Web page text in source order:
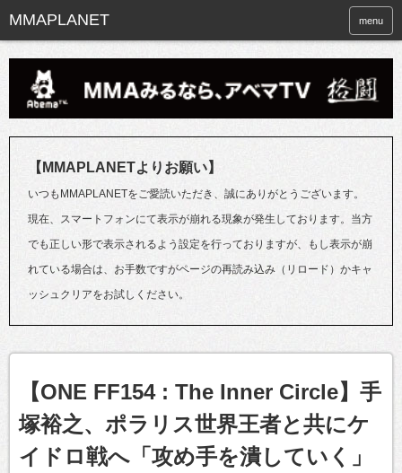
menu
【MMAPLANETよりお願い】
いつもMMAPLANETをご愛読いただき、誠にありがとうございます。
現在、スマートフォンにて表示が崩れる現象が発生しております。当方
でも正しい形で表示されるよう設定を行っておりますが、もし表示が崩
れている場合は、お手数ですがページの再読み込み（リロード）かキャ
ッシュクリアをお試しください。
【ONE FF154 : The Inner Circle】手
塚裕之、ポラリス世界王者と共にケ
イドロ戦へ「攻め手を潰していく」